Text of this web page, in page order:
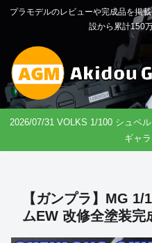
プラモデルのレビューや完成品を掲
設から累計150
2026/07/31 VOLKS 1/100 シュペ
ギャ
【ガンプラ】MG
ムEW 改修全塗装完